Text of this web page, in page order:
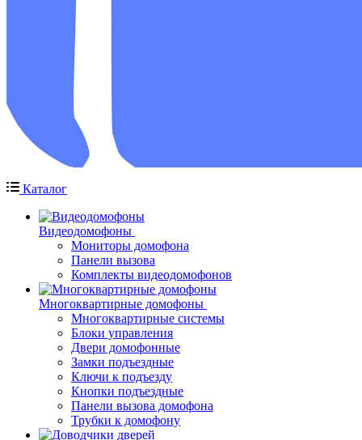
Каталог
Видеодомофоны
Мониторы домофона
Панели вызова
Комплекты видеодомофонов
Многоквартирные домофоны
Многоквартирные системы
Блоки управления
Двери домофонные
Замки подъездные
Ключи к подъезду
Кнопки подъездные
Панели вызова домофона
Трубки к домофону